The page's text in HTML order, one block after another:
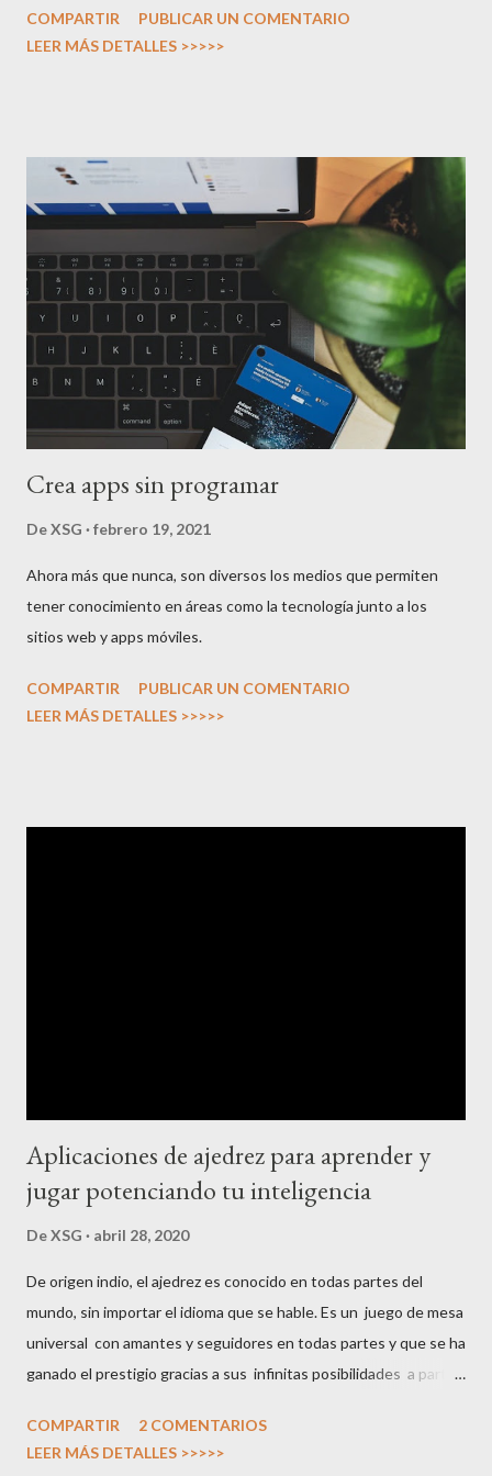
de programación que, si bien pueden parecer sensatos a primera
nuevo framework, lenguaje o herramienta que aparece en el
horizonte tecnológico. La realidad: Las tecnologías "dinosaurio"
siguen dominando el mundo real: WordPress y PHP continúan
ejecutando la mayoría de las aplicaciones web Java sigue siendo
el estándar en el mundo empresarial La mayoría de las bases de
datos siguen siendo SQL C++ continúa siendo fundamen...
COMPARTIR
PUBLICAR UN COMENTARIO
LEER MÁS DETALLES >>>>>
Crea apps sin programar
DeXSG febrero 19, 2021
Ahora más que nunca, son diversos los medios que permiten
tener conocimiento en áreas como la tecnología junto a los
sitios web y apps móviles.
COMPARTIR
PUBLICAR UN COMENTARIO
LEER MÁS DETALLES >>>>>
Aplicaciones de ajedrez para aprender y
jugar potenciando tu inteligencia
DeXSG abril 28, 2020
De origen indio, el ajedrez es conocido en todas partes del
mundo, sin importar el idioma que se hable. Es un juego de mesa
universal con amantes y seguidores en todas partes y que se ha
ganado el prestigio gracias a sus infinitas posibilidades a partir
por correspondencia, con piezas de madera, de plástico o
COMPARTIR
2 COMENTARIOS
LEER MÁS DETALLES >>>>>